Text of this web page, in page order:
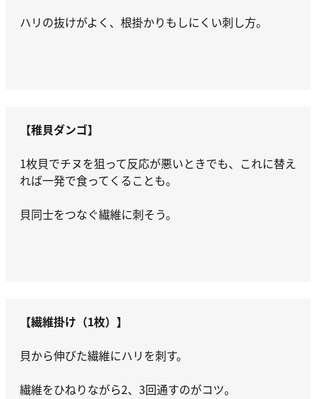
ハリの抜けがよく、根掛かりもしにくい刺し方。
【稚貝ダンゴ】
1枚貝でチヌを狙って反応が悪いときでも、これに替え
れば一発で食ってくることも。
貝同士をつなぐ繊維に刺そう。
【繊維掛け（1枚）】
貝から伸びた繊維にハリを刺す。
繊維をひねりながら2、3回通すのがコツ。